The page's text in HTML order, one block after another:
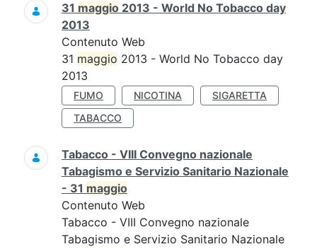
31 maggio 2013 - World No Tobacco day
2013
Contenuto Web
31 maggio 2013 - World No Tobacco day
2013
FUMO NICOTINA
SIGARETTA
TABACCO
Tabacco - VIII Convegno nazionale
Tabagismo e Servizio Sanitario Nazionale
- 31 maggio
Contenuto Web
Tabacco - VIII Convegno nazionale
Tabagismo e Servizio Sanitario Nazionale